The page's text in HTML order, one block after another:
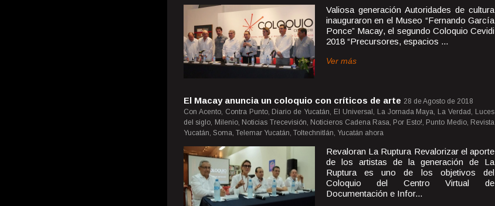
Valiosa generación Autoridades de cultura
inauguraron en el Museo “Fernando García
Ponce” Macay, el segundo Coloquio Cevidi
2018 “Precursores, espacios ...
Ver más
El Macay anuncia un coloquio con críticos de arte 28 de Agosto de 2018
Con Acento, Contra Punto, Diario de Yucatán, El Universal, La Jornada Maya, La Verdad, Luces
del siglo, Milenio, Noticias Trecevisión, Noticieros Cadena Rasa, Por Esto!, Punto Medio, Revista
Yucatán, Soma, Telemar Yucatán, Toltechnitlán, Yucatán ahora
Revaloran La Ruptura Revalorizar el aporte
de los artistas de la generación de La
Ruptura es uno de los objetivos del
Coloquio del Centro Virtual de
Documentación e Infor...